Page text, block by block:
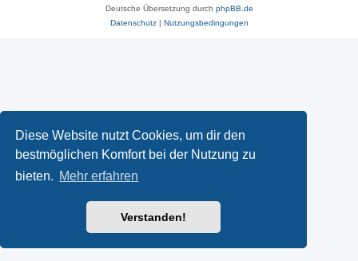
Diese Website nutzt Cookies, um dir den
bestmöglichen Komfort bei der Nutzung zu
bieten. Mehr erfahren
Verstanden!
Deutsche Übersetzung durch phpBB.de
Datenschutz| Nutzungsbedingungen